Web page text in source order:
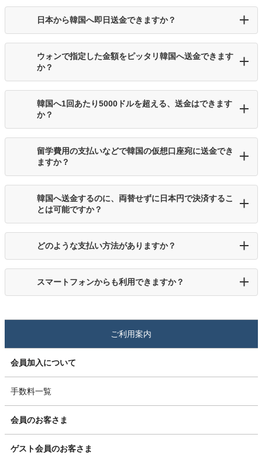
日本から韓国へ即日送金できますか？
ウォンで指定した金額をピッタリ韓国へ送金できます
か？
韓国へ1回あたり5000ドルを超える、送金はできます
か？
留学費用の支払いなどで韓国の仮想口座宛に送金でき
ますか？
韓国へ送金するのに、両替せずに日本円で決済するこ
とは可能ですか？
どのような支払い方法がありますか？
スマートフォンからも利用できますか？
ご利用案内
会員加入について
手数料一覧
会員のお客さま
ゲスト会員のお客さま